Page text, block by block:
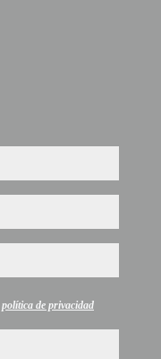
política de privacidad